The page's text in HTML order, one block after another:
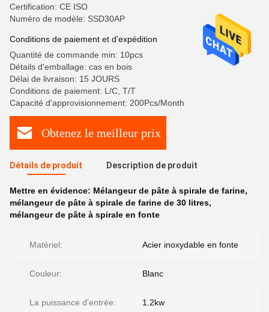
Certification: CE ISO
Numéro de modèle: SSD30AP
Conditions de paiement et d'expédition
Quantité de commande min: 10pcs
Détails d'emballage: cas en bois
Délai de livraison: 15 JOURS
Conditions de paiement: L/C, T/T
Capacité d'approvisionnement: 200Pcs/Month
Obtenez le meilleur prix
Détails de produit Description de produit
Mettre en évidence: Mélangeur de pâte à spirale de farine,
mélangeur de pâte à spirale de farine de 30 litres,
mélangeur de pâte à spirale en fonte
Matériel: Acier inoxydable en fonte
Couleur: Blanc
La puissance d'entrée: 1.2kw